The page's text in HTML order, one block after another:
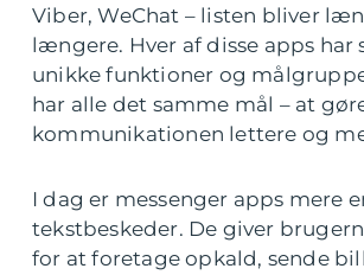
Viber, WeChat – listen bliver
længere. Hver af disse apps har
unikke funktioner og
har alle det samme mål – at
kommunikationen lettere og
I dag er messenger apps mere
tekstbeskeder. De giver
for at foretage opkald, sende